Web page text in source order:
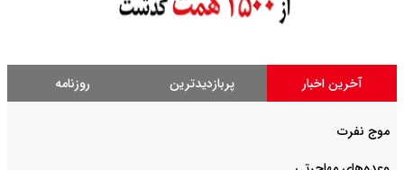
آخرین اخبار پربازدیدترین روزنامه
موج نفرت